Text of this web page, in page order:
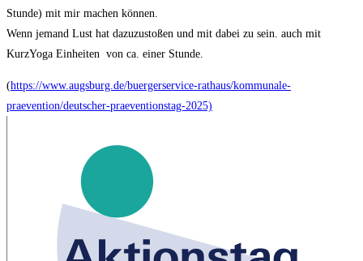
Stunde) mit mir machen können.
Wenn jemand Lust hat dazuzustoßen und mit dabei zu sein. auch mit
KurzYoga Einheiten von ca. einer Stunde.
(https://www.augsburg.de/buergerservice-rathaus/kommunale-
praevention/deutscher-praeventionstag-2025)